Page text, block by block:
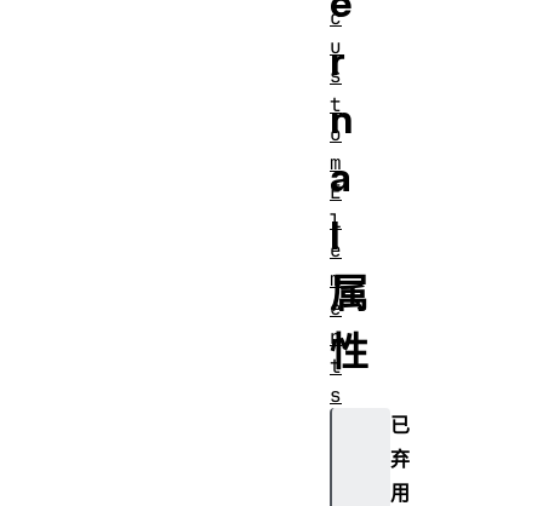
r
n
a
l
属
性
已
弃
用
c
u
s
t
o
m
E
l
e
m
e
n
t
s